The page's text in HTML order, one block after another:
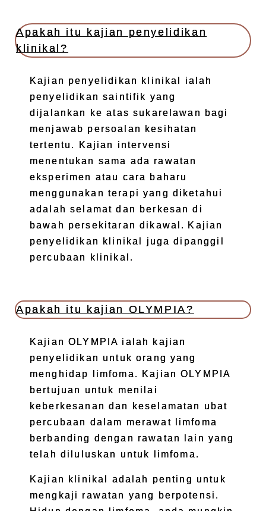
Apakah itu kajian penyelidikan
klinikal?
Kajian penyelidikan klinikal ialah
penyelidikan saintifik yang
dijalankan ke atas sukarelawan bagi
menjawab persoalan kesihatan
tertentu. Kajian intervensi
menentukan sama ada rawatan
eksperimen atau cara baharu
menggunakan terapi yang diketahui
adalah selamat dan berkesan di
bawah persekitaran dikawal. Kajian
penyelidikan klinikal juga dipanggil
percubaan klinikal.
Apakah itu kajian OLYMPIA?
Kajian OLYMPIA ialah kajian
penyelidikan untuk orang yang
menghidap limfoma. Kajian OLYMPIA
bertujuan untuk menilai
keberkesanan dan keselamatan ubat
percubaan dalam merawat limfoma
berbanding dengan rawatan lain yang
telah diluluskan untuk limfoma.
Kajian klinikal adalah penting untuk
mengkaji rawatan yang berpotensi.